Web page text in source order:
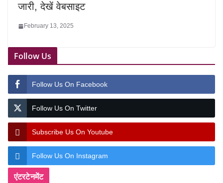
जारी, देखें वेबसाइट
February 13, 2025
Follow Us
Follow Us On Facebook
Follow Us On Twitter
Subscribe Us On Youtube
Follow Us On Instagram
एंटरटेनमेंट